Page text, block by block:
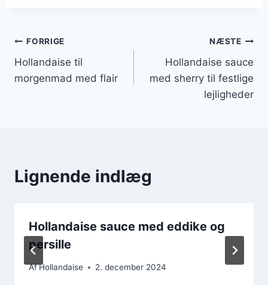
Indlægsnavigation
FORRIGE
Hollandaise til
morgenmad med flair
NÆSTE
Hollandaise sauce
med sherry til festlige
lejligheder
Lignende indlæg
Hollandaise sauce med eddike og
persille
AfHollandaise 2. december 2024